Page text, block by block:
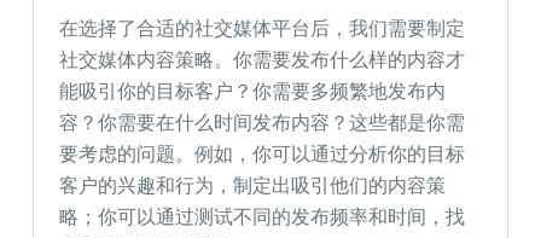
在选择了合适的社交媒体平台后，我们需要制定
社交媒体内容策略。你需要发布什么样的内容才
能吸引你的目标客户？你需要多频繁地发布内
容？你需要在什么时间发布内容？这些都是你需
要考虑的问题。例如，你可以通过分析你的目标
客户的兴趣和行为，制定出吸引他们的内容策
略；你可以通过测试不同的发布频率和时间，找